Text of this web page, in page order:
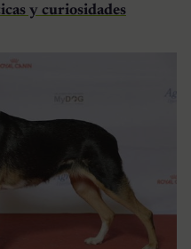
y curiosidades